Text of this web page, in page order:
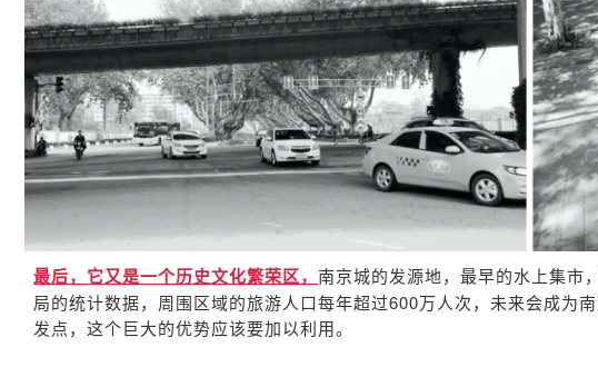
最后，它又是一个历史文化繁荣区， 南京城的发源地，最早的水上集市
局的统计数据，周围区域的旅游人口每年超过600万人次，未来会成为
发点，这个巨大的优势应该要加以利用。